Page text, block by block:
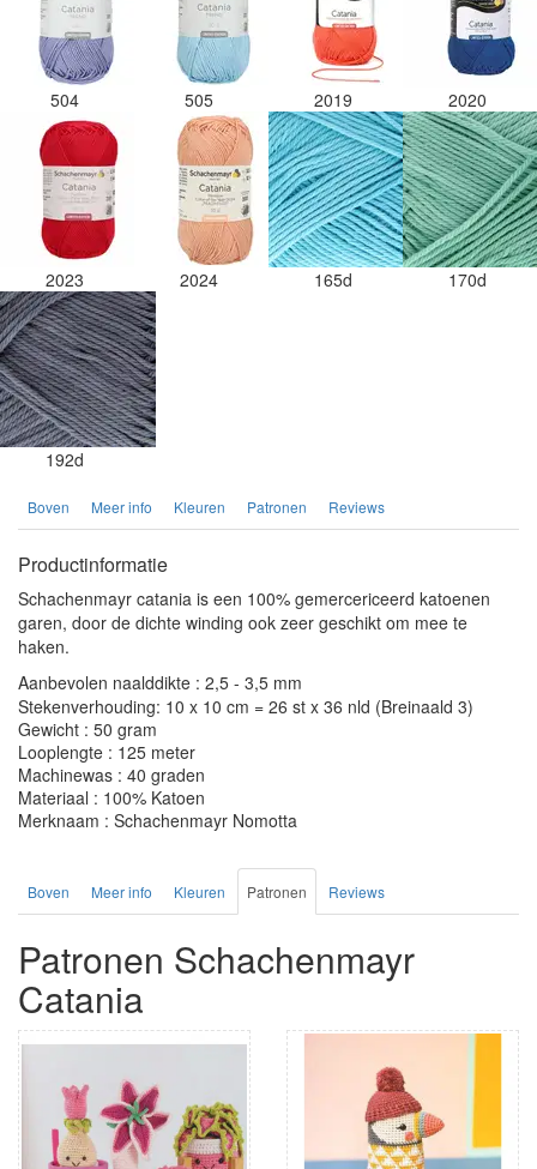
504 505 2019 2020
2023 2024 165d 170d
192d
Boven Meer info Kleuren Patronen Reviews
Productinformatie
Schachenmayr catania is een 100% gemercericeerd katoenen
garen, door de dichte winding ook zeer geschikt om mee te
haken.
Aanbevolen naalddikte : 2,5 - 3,5 mm
Stekenverhouding: 10 x 10 cm = 26 st x 36 nld (Breinaald 3)
Gewicht : 50 gram
Looplengte : 125 meter
Machinewas : 40 graden
Materiaal : 100% Katoen
Merknaam : Schachenmayr Nomotta
Boven Meer info Kleuren Patronen Reviews
Patronen Schachenmayr
Catania